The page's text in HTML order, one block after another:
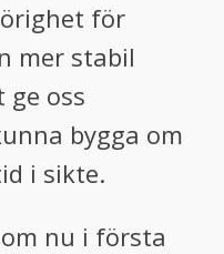
för
mer stabil
oss
bygga om
i sikte.
nu i första